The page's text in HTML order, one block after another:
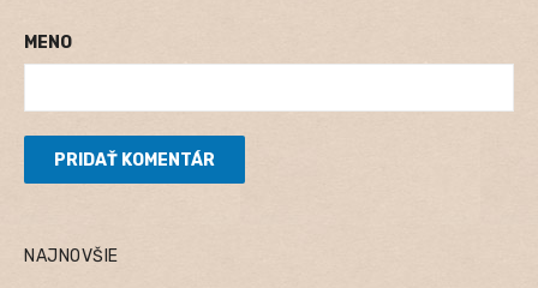
MENO
NAJNOVŠIE